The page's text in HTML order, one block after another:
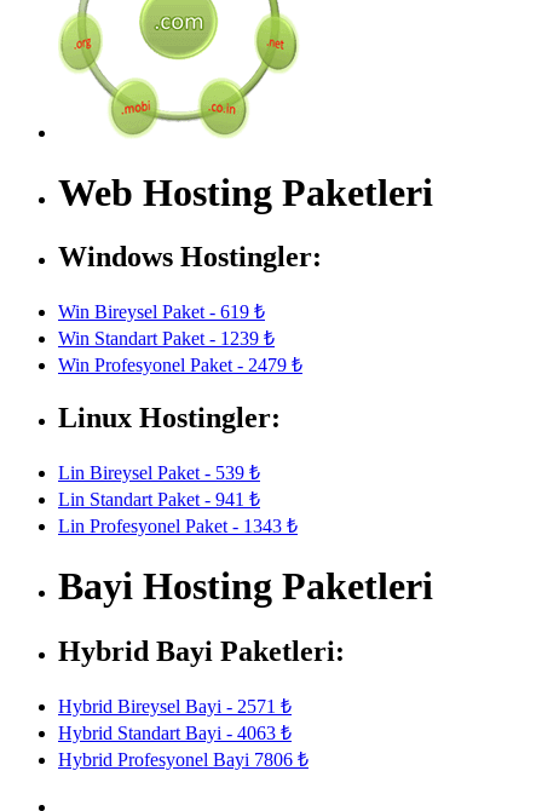
Web Hosting Paketleri
Windows Hostingler:
Win Bireysel Paket - 619 ₺
Win Standart Paket - 1239 ₺
Win Profesyonel Paket - 2479 ₺
Linux Hostingler:
Lin Bireysel Paket - 539 ₺
Lin Standart Paket - 941 ₺
Lin Profesyonel Paket - 1343 ₺
Bayi Hosting Paketleri
Hybrid Bayi Paketleri:
Hybrid Bireysel Bayi - 2571 ₺
Hybrid Standart Bayi - 4063 ₺
Hybrid Profesyonel Bayi 7806 ₺